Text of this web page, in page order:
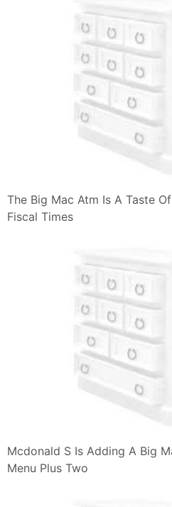
The Big Mac Atm Is A Taste
Fiscal Times
Mcdonald S Is Adding A Big
Menu Plus Two